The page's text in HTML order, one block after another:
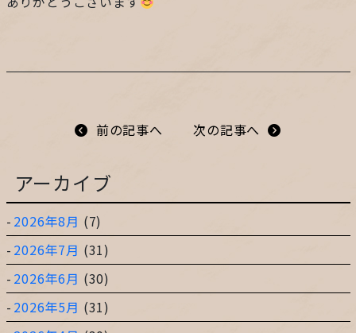
前の記事へ 次の記事へ
アーカイブ
2026年8月 (7)
2026年7月 (31)
2026年6月 (30)
2026年5月 (31)